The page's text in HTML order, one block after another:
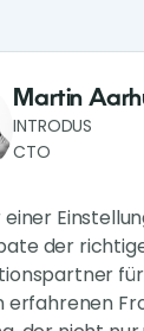
Martin
INTRODUS
CTO
der
für
erfahrenen